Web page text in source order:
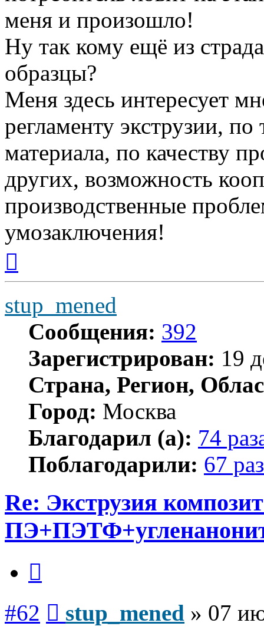
меня и произошло!
Ну так кому ещё из
образцы?
Меня здесь интересует
регламенту экструзии,
материала, по качеству
других, возможность
производственные
умозаключения!
началу
stup_mened
Сообщения: 392
Зарегистрирован: 19
Страна, Регион,
Город: Москва
Благодарил (а): 74
Поблагодарили: 67 раз
Re: Экструзия
#62 stup_mened » 07